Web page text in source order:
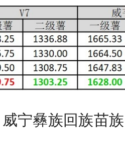
宁彝族回族苗